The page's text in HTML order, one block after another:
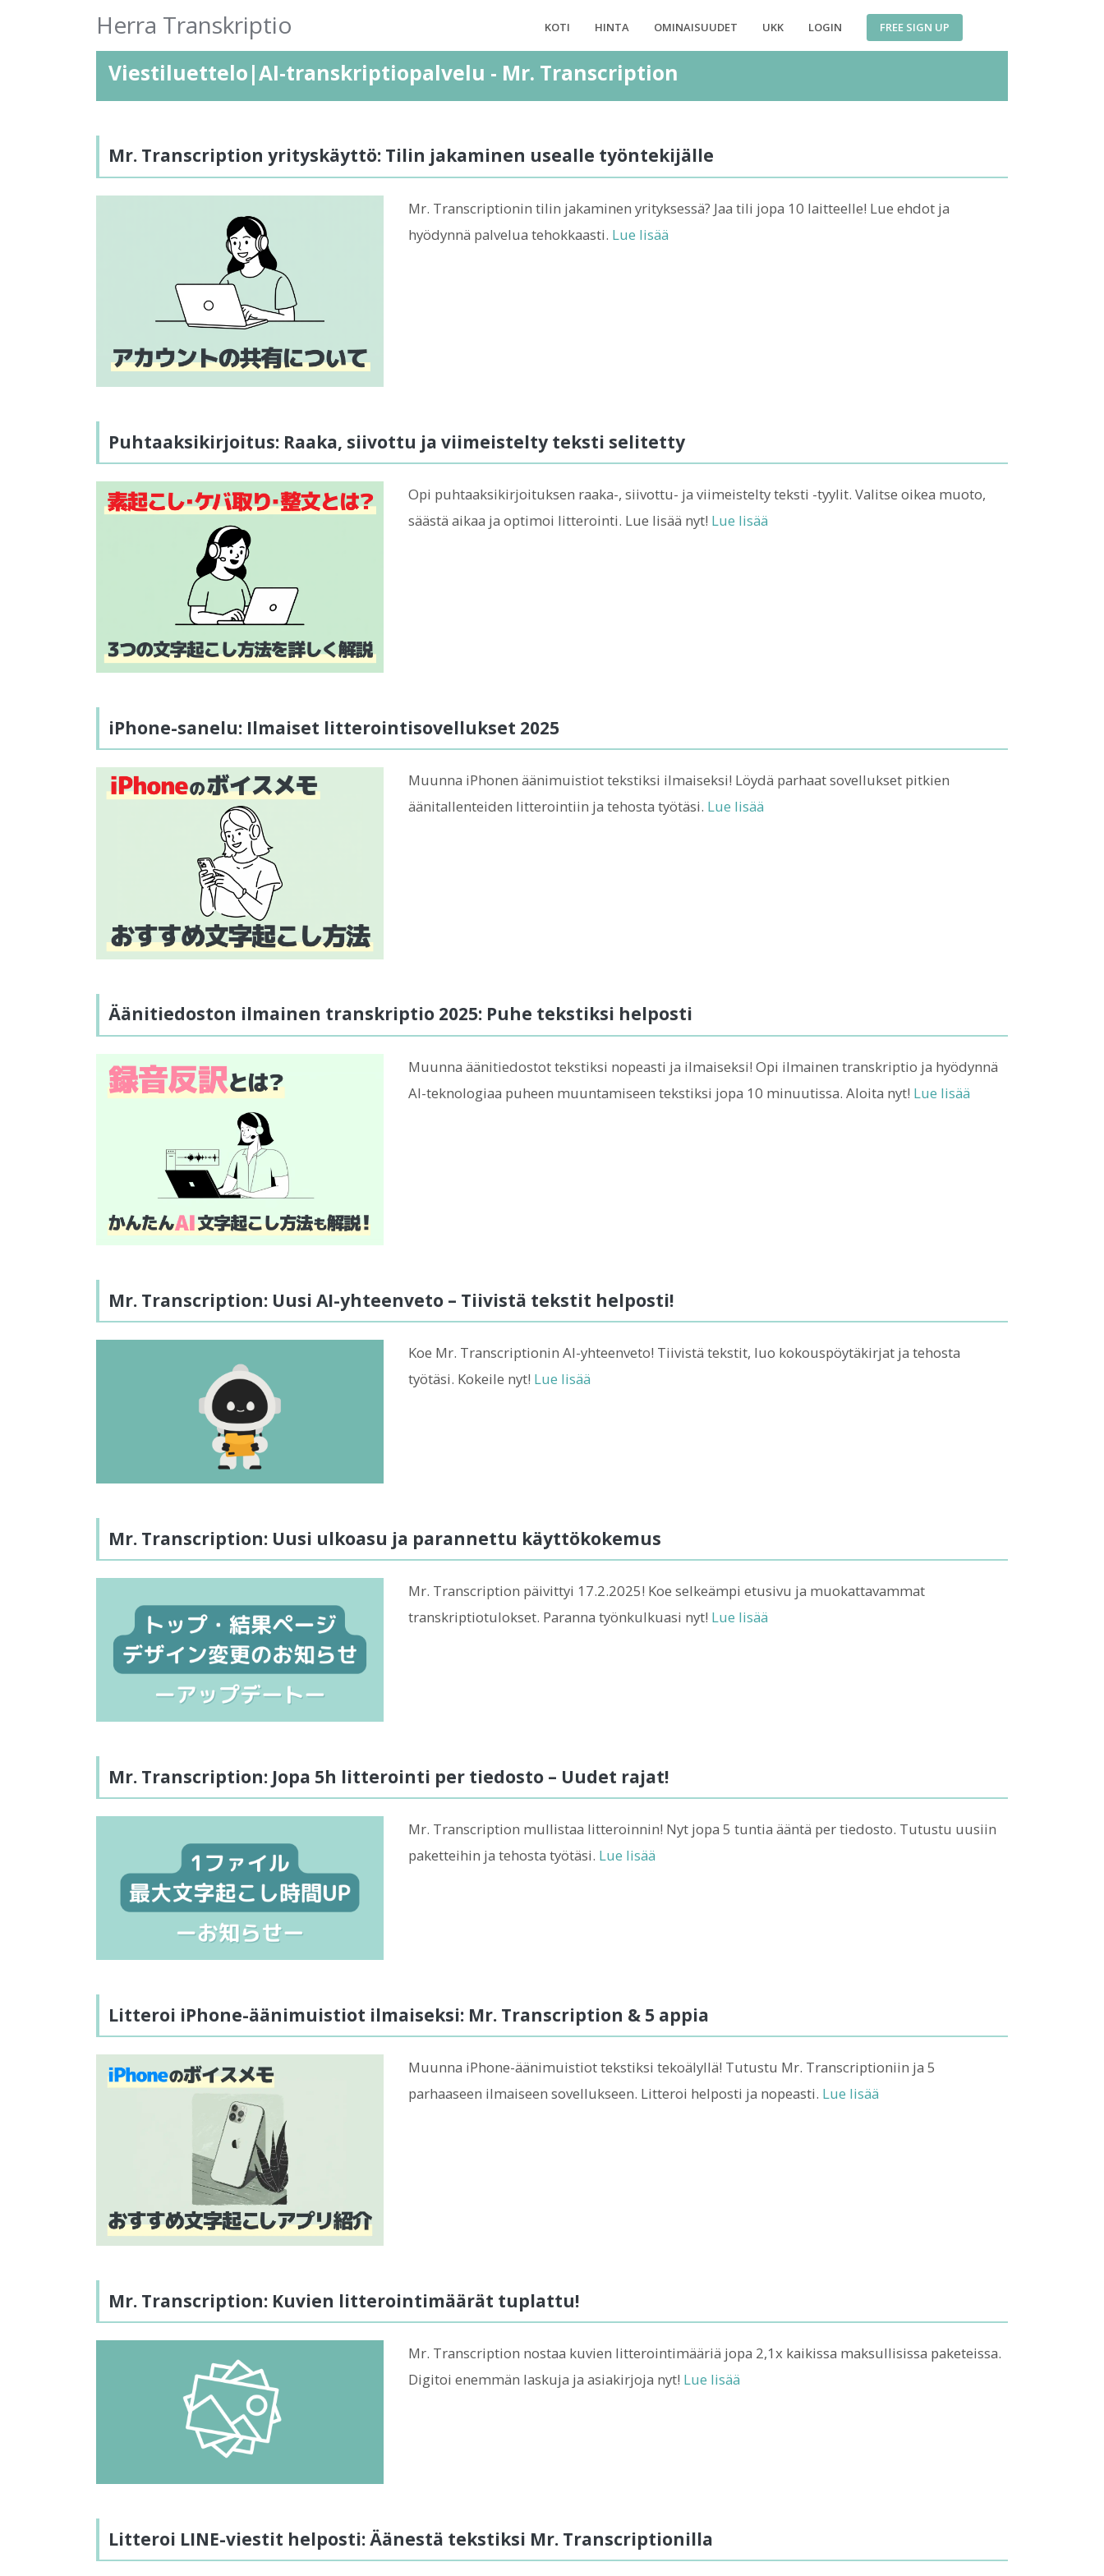
Herra Transkriptio KOTI HINTA OMINAISUUDET UKK LOGIN FREE SIGN UP
Viestiluettelo|AI-transkriptiopalvelu - Mr. Transcription
Mr. Transcription yrityskäyttö: Tilin jakaminen usealle työntekijälle
Mr. Transcriptionin tilin jakaminen yrityksessä? Jaa tili jopa 10 laitteelle! Lue ehdot ja
hyödynnä palvelua tehokkaasti. Lue lisää
Puhtaaksikirjoitus: Raaka, siivottu ja viimeistelty teksti selitetty
Opi puhtaaksikirjoituksen raaka-, siivottu- ja viimeistelty teksti -tyylit. Valitse oikea muoto,
säästä aikaa ja optimoi litterointi. Lue lisää nyt! Lue lisää
iPhone-sanelu: Ilmaiset litterointisovellukset 2025
Muunna iPhonen äänimuistiot tekstiksi ilmaiseksi! Löydä parhaat sovellukset pitkien
äänitallenteiden litterointiin ja tehosta työtäsi. Lue lisää
Äänitiedoston ilmainen transkriptio 2025: Puhe tekstiksi helposti
Muunna äänitiedostot tekstiksi nopeasti ja ilmaiseksi! Opi ilmainen transkriptio ja hyödynnä
AI-teknologiaa puheen muuntamiseen tekstiksi jopa 10 minuutissa. Aloita nyt! Lue lisää
Mr. Transcription: Uusi AI-yhteenveto – Tiivistä tekstit helposti!
Koe Mr. Transcriptionin AI-yhteenveto! Tiivistä tekstit, luo kokouspöytäkirjat ja tehosta
työtäsi. Kokeile nyt! Lue lisää
Mr. Transcription: Uusi ulkoasu ja parannettu käyttökokemus
Mr. Transcription päivittyi 17.2.2025! Koe selkeämpi etusivu ja muokattavammat
transkriptiotulokset. Paranna työnkulkuasi nyt! Lue lisää
Mr. Transcription: Jopa 5h litterointi per tiedosto – Uudet rajat!
Mr. Transcription mullistaa litteroinnin! Nyt jopa 5 tuntia ääntä per tiedosto. Tutustu uusiin
paketteihin ja tehosta työtäsi. Lue lisää
Litteroi iPhone-äänimuistiot ilmaiseksi: Mr. Transcription & 5 appia
Muunna iPhone-äänimuistiot tekstiksi tekoälyllä! Tutustu Mr. Transcriptioniin ja 5
parhaaseen ilmaiseen sovellukseen. Litteroi helposti ja nopeasti. Lue lisää
Mr. Transcription: Kuvien litterointimäärät tuplattu!
Mr. Transcription nostaa kuvien litterointimääriä jopa 2,1x kaikissa maksullisissa paketeissa.
Digitoi enemmän laskuja ja asiakirjoja nyt! Lue lisää
Litteroi LINE-viestit helposti: Äänestä tekstiksi Mr. Transcriptionilla